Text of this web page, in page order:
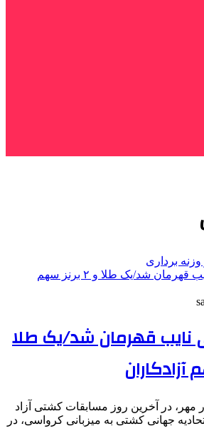
برداری
نایب قهرمان شد/یک طلا
مهر، در آخرین روز مسابقات کشتی آزاد
جهانی کشتی به میزبانی کرواسی، در